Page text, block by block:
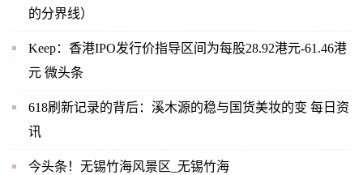
的分界线）
Keep：香港IPO发行价指导区间为每股28.92港元-61.46港
元 微头条
618刷新记录的背后：溪木源的稳与国货美妆的变 每日资
讯
今头条！无锡竹海风景区_无锡竹海